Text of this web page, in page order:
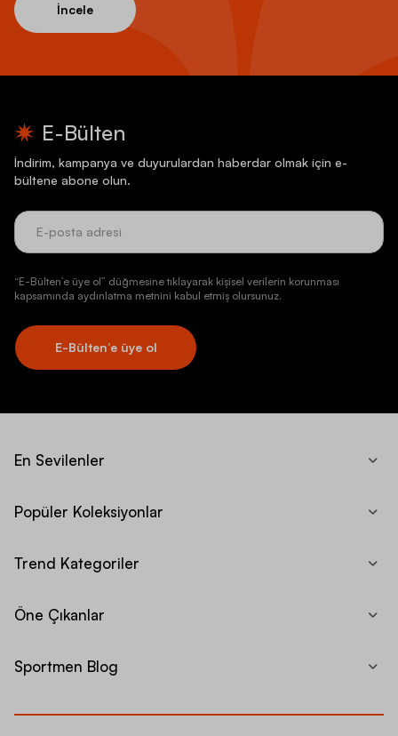
İncele
E-Bülten
İndirim, kampanya ve duyurulardan haberdar olmak için e-
bültene abone olun.
“E-Bülten’e üye ol” düğmesine tıklayarak kişisel verilerin korunması
kapsamında aydınlatma metnini kabul etmiş olursunuz.
E-Bülten’e üye ol
En Sevilenler
Popüler Koleksiyonlar
Trend Kategoriler
Öne Çıkanlar
Sportmen Blog